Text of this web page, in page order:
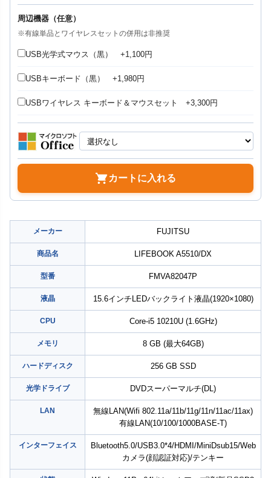
周辺機器（任意）
※有線単品とワイヤレスセットの併用は非推奨
USB光学式マウス（黒） +1,100円
USBキーボード（黒） +1,980円
USBワイヤレス キーボード＆マウスセット +3,300円
カートに入れる
メーカー FUJITSU
商品名 LIFEBOOK A5510/DX
型番 FMVA82047P
液晶 15.6インチLEDバックライト液晶(1920×1080)
CPU Core-i5 10210U (1.6GHz)
メモリ 8 GB (最大64GB)
ハードディスク 256 GB SSD
光学ドライブ DVDスーパーマルチ(DL)
LAN
無線LAN(Wifi 802.11a/11b/11g/11n/11ac/11ax)
有線LAN(10/100/1000BASE-T)
インターフェイス
Bluetooth5.0/USB3.0*4/HDMI/MiniDsub15/Web
カメラ(顔認証対応)/テンキー